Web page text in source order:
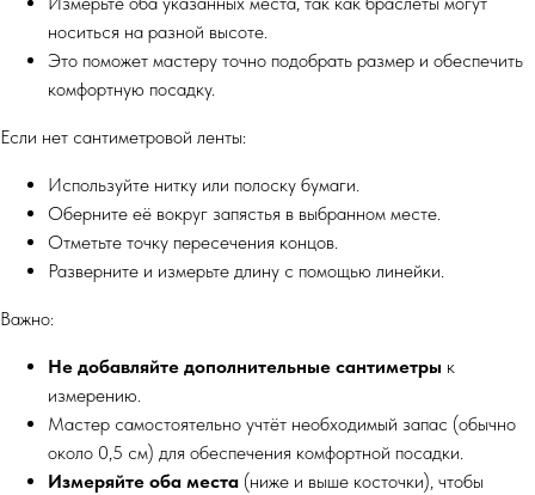
носиться на разной высоте.
Это поможет мастеру точно подобрать размер и обеспечить
комфортную посадку.
Если нет сантиметровой ленты:
Используйте нитку или полоску бумаги.
Оберните её вокруг запястья в выбранном месте.
Отметьте точку пересечения концов.
Разверните и измерьте длину с помощью линейки.
Важно:
Не добавляйте дополнительные сантиметры к
измерению.
Мастер самостоятельно учтёт необходимый запас (обычно
около 0,5 см) для обеспечения комфортной посадки.
Измеряйте оба места (ниже и выше косточки), чтобы